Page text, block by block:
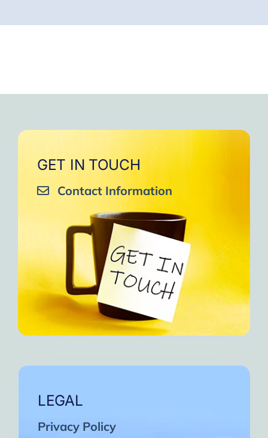
GET IN TOUCH
Contact Information
LEGAL
Privacy Policy